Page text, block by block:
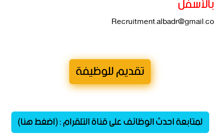
Recruitment.albadr@gmail.co
تقديم للوظيفة
لمتابعة احدث الوظائف على قناة التلقرام : (اضغط هنا)